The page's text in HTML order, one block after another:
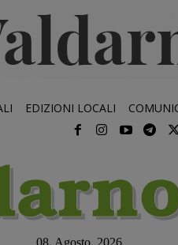
EDIZIONI LOCALI
08, Agosto, 2026